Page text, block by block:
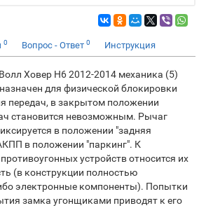
0 Вопрос - Ответ 0 Инструкция
Ховер H6 2012-2014 механика (5)
для физической блокировки
передач, в закрытом положении
становится невозможным. Рычаг
в положении "задняя
в положении "паркинг". К
устройств относится их
(в конструкции полностью
электронные компоненты). Попытки
замка угонщиками приводят к его